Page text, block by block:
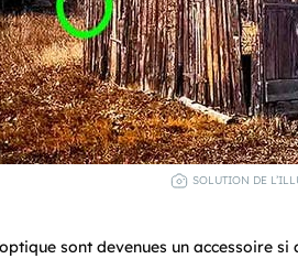
SOLUTION DE
sont devenues un accessoire